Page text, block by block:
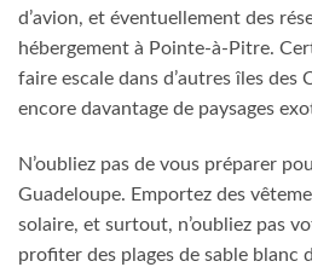
d’avion, et éventuellement des
hébergement à Pointe-à-Pitre.
faire escale dans d’autres îles des
encore davantage de paysages
N’oubliez pas de vous préparer
Guadeloupe. Emportez des
solaire, et surtout, n’oubliez pas
profiter des plages de sable blanc